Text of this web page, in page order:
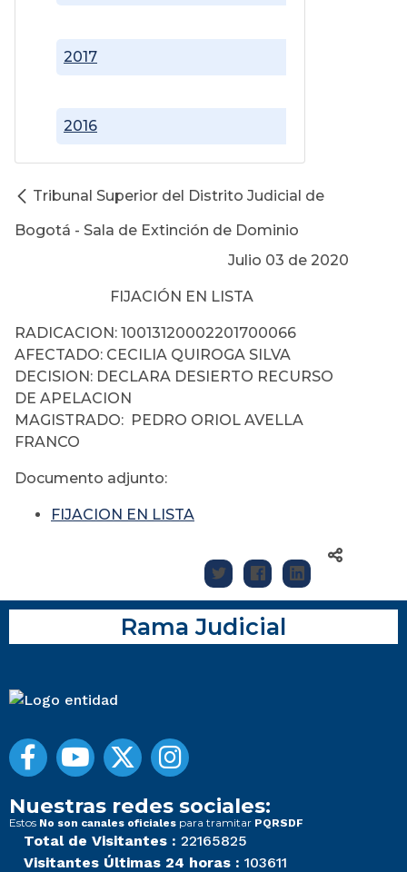
2016
2017
Tribunal Superior del Distrito Judicial de
Bogotá - Sala de Extinción de Dominio
Julio 03 de 2020
FIJACIÓN EN LISTA
RADICACION: 10013120002201700066
AFECTADO: CECILIA QUIROGA SILVA
DECISION: DECLARA DESIERTO RECURSO
DE APELACION
MAGISTRADO: PEDRO ORIOL AVELLA
FRANCO
Documento adjunto:
FIJACION EN LISTA
Rama Judicial
Nuestras redes sociales:
Estos No son canales oficiales para tramitar PQRSDF
Total de Visitantes : 22165825
Visitantes Últimas 24 horas : 103611